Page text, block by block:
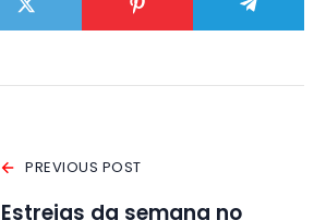
PREVIOUS POST
Estreias da semana no